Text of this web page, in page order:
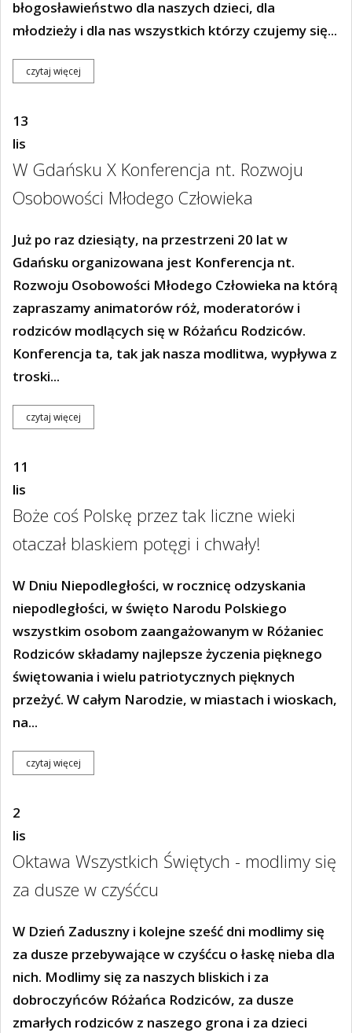
błogosławieństwo dla naszych dzieci, dla
młodzieży i dla nas wszystkich którzy czujemy się...
czytaj więcej
13
lis
W Gdańsku X Konferencja nt. Rozwoju
Osobowości Młodego Człowieka
Już po raz dziesiąty, na przestrzeni 20 lat w
Gdańsku organizowana jest Konferencja nt.
Rozwoju Osobowości Młodego Człowieka na którą
zapraszamy animatorów róż, moderatorów i
rodziców modlących się w Różańcu Rodziców.
Konferencja ta, tak jak nasza modlitwa, wypływa z
troski...
czytaj więcej
11
lis
Boże coś Polskę przez tak liczne wieki
otaczał blaskiem potęgi i chwały!
W Dniu Niepodległości, w rocznicę odzyskania
niepodległości, w święto Narodu Polskiego
wszystkim osobom zaangażowanym w Różaniec
Rodziców składamy najlepsze życzenia pięknego
świętowania i wielu patriotycznych pięknych
przeżyć. W całym Narodzie, w miastach i wioskach,
na...
czytaj więcej
2
lis
Oktawa Wszystkich Świętych - modlimy się
za dusze w czyśćcu
W Dzień Zaduszny i kolejne sześć dni modlimy się
za dusze przebywające w czyśćcu o łaskę nieba dla
nich. Modlimy się za naszych bliskich i za
dobroczyńców Różańca Rodziców, za dusze
zmarłych rodziców z naszego grona i za dzieci